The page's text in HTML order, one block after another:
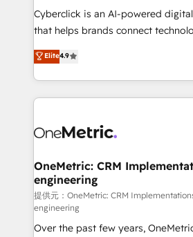
Cyberclick is an AI-powered
that helps brands connect
creativity to achieve measurable
Barcelona and operating across
the UK, we support global
smarter marketing, sales, and
Iberia (Spain & Portugal), we
growth. Our multidisciplinary team
that simplify complexity, boost
turn innovation into real impact. 🌍 Highlights •
HubSpot Partner since 2012 • 2022
Award: Best Integration • 150+
Elite4.9
OneMetric: CRM
engineering
提供元：OneMetric: CRM
engineering
Over the past few years,